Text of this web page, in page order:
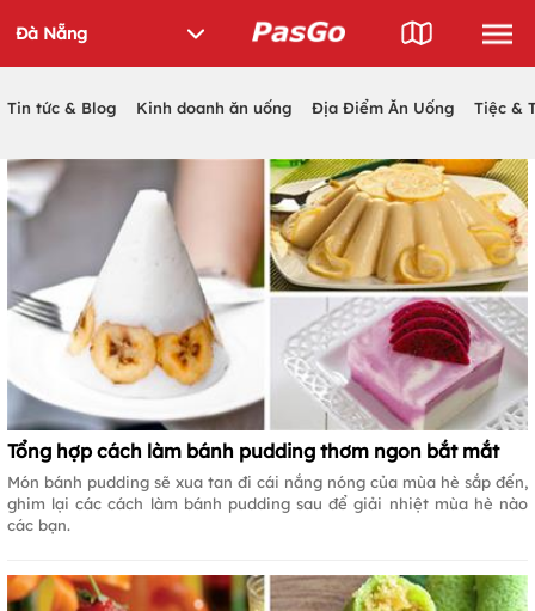
Tin tức & Blog Kinh doanh ăn uống Địa Điểm Ăn Uống Tiệc &
Tổng hợp cách làm bánh pudding thơm ngon bắt mắt
Món bánh pudding sẽ xua tan đi cái nắng nóng của mùa hè sắp đến,
ghim lại các cách làm bánh pudding sau để giải nhiệt mùa hè nào
các bạn.